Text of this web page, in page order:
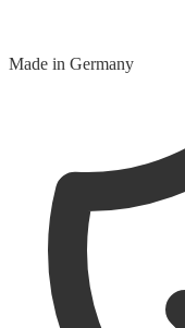
Made in Germany